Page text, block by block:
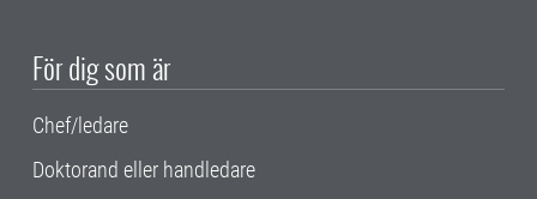
För dig som är
Chef/ledare
Doktorand eller handledare